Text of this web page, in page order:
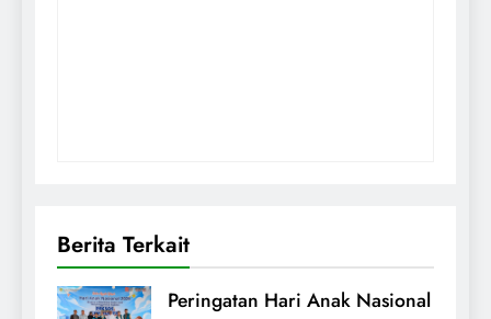
Berita Terkait
Peringatan Hari Anak Nasional